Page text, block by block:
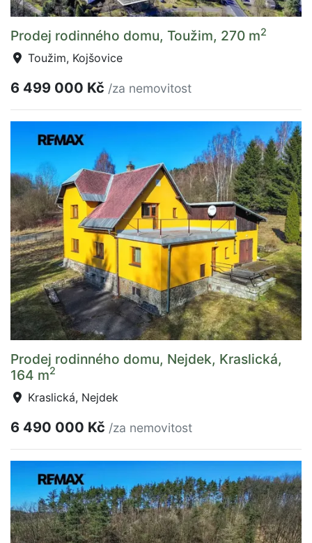
Prodej rodinného domu, Toužim, 270 m2
Toužim, Kojšovice
6 499 000 Kč /za nemovitost
Prodej rodinného domu, Nejdek, Kraslická,
164 m2
Kraslická, Nejdek
6 490 000 Kč /za nemovitost